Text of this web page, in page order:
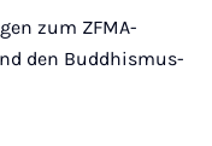
zum ZFMA-
den Buddhismus-